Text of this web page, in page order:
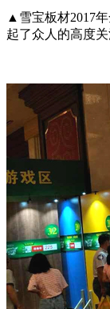
▲雪宝板材2017
起了众人的高度